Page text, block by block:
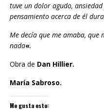
tuve un dolor agudo,
pensamiento acerca de él
Me decía que me amaba, que
nada«.
Obra de Dan Hillier.
María Sabroso.
Me gusta esto: